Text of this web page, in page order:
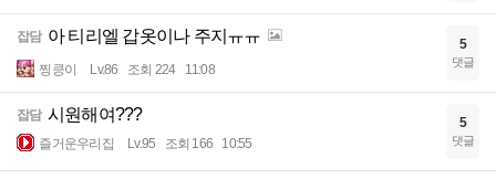
잡담 아 티리엘 갑옷이나 주지ㅠㅠ
찡킁이 Lv.86 조회 224 11:08
5
댓글
잡담 시원해여???
즐거운우리집 Lv.95 조회 166 10:55
5
댓글